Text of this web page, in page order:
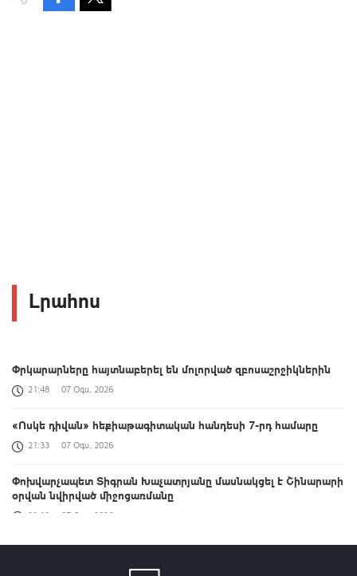
Լրահոս
Փրկարարները հայտնաբերել են մոլորված զբոսաշրջիկներին
21:48 07 Օգս, 2026
«Ոսկե դիվան» հեքիաթագիտական հանդեսի 7-րդ համարը
21:33 07 Օգս, 2026
Փոխվարչապետ Տիգրան Խաչատրյանը մասնակցել է Շինարարի
օրվան նվիրված միջոցառմանը
21:18 07 Օգս, 2026